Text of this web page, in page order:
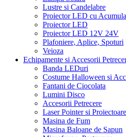
Lustre si Candelabre
Proiector LED cu
Proiector LED
Proiector LED 12V 24V
Plafoniere, Aplice, Spoturi
Veioza
Echipamente si Accesorii
Banda LEDuri
Costume Halloween si
Fantani de Ciocolata
Lumini Disco
Accesorii Petrecere
Laser Pointer si
Masina de Fum
Masina Baloane de Sapun